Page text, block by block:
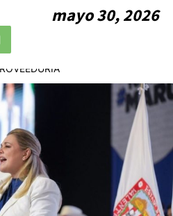
mayo 30, 2026